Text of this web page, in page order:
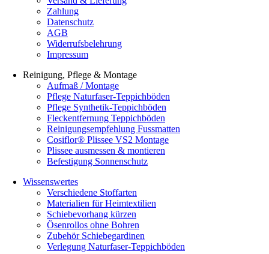
Zahlung
Datenschutz
AGB
Widerrufsbelehrung
Impressum
Reinigung, Pflege & Montage
Aufmaß / Montage
Pflege Naturfaser-Teppichböden
Pflege Synthetik-Teppichböden
Fleckentfernung Teppichböden
Reinigungsempfehlung Fussmatten
Cosiflor® Plissee VS2 Montage
Plissee ausmessen & montieren
Befestigung Sonnenschutz
Wissenswertes
Verschiedene Stoffarten
Materialien für Heimtextilien
Schiebevorhang kürzen
Ösenrollos ohne Bohren
Zubehör Schiebegardinen
Verlegung Naturfaser-Teppichböden